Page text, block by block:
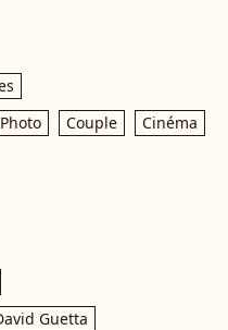
Photo Couple Cinéma
Guetta